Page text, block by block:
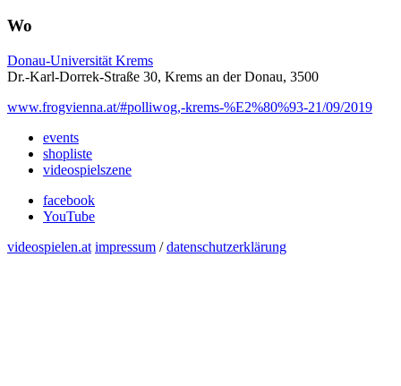
Wo
Donau-Universität Krems
Dr.-Karl-Dorrek-Straße 30, Krems an der Donau, 3500
www.frogvienna.at/#polliwog,-krems-%E2%80%93-21/09/2019
events
shopliste
videospielszene
facebook
YouTube
videospielen.at impressum /datenschutzerklärung